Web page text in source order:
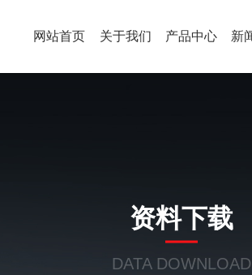
网站首页 关于我们 产品中心 新
资料下载
DATA DOWNLOAD